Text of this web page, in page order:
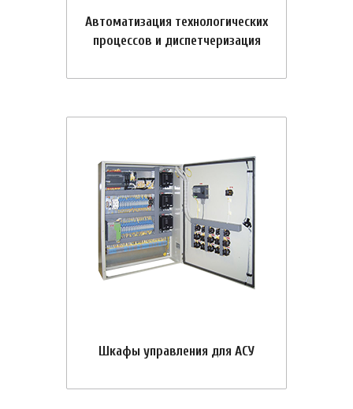
Автоматизация технологических
процессов и диспетчеризация
Шкафы управления для АСУ